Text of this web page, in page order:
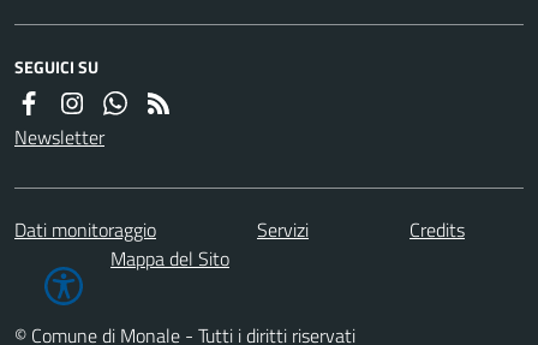
SEGUICI SU
Newsletter
Dati monitoraggio Servizi
Credits
Mappa del Sito
© Comune di Monale - Tutti i diritti riservati